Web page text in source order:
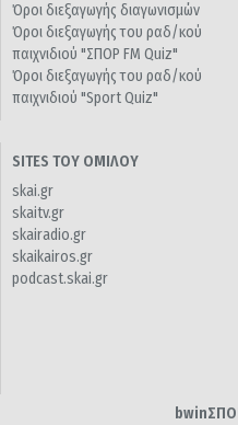
Όροι διεξαγωγής διαγωνισμών
Όροι διεξαγωγής του ραδ/κού
παιχνιδιού "ΣΠΟΡ FM Quiz"
Όροι διεξαγωγής του ραδ/κού
παιχνιδιού "Sport Quiz"
SITES ΤΟΥ ΟΜΙΛΟΥ
skai.gr
skaitv.gr
skairadio.gr
skaikairos.gr
podcast.skai.gr